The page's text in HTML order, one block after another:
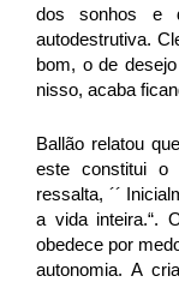
dos sonhos e
autodestrutiva.
bom, o de
nisso, acaba
Ballão relatou
este constitui o
ressalta, ´´
a vida inteira.“.
obedece por
autonomia. A